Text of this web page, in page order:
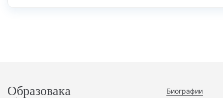
Образовака Биографии